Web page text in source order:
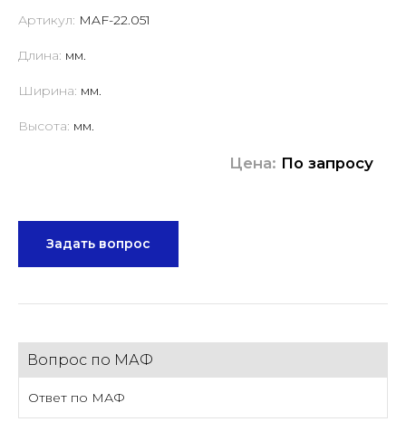
Артикул: MAF-22.051
Длина: мм.
Ширина: мм.
Высота: мм.
Цена: По запросу
Задать вопрос
Вопрос по МАФ
Ответ по МАФ